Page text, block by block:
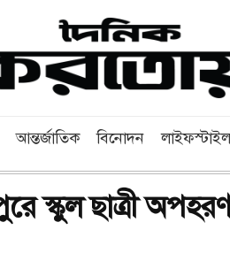
আন্তর্জাতিক বিনোদন
স্কুল ছাত্রী